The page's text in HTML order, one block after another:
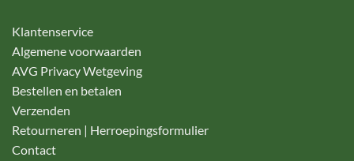
Klantenservice
Algemene voorwaarden
AVG Privacy Wetgeving
Bestellen en betalen
Verzenden
Retourneren | Herroepingsformulier
Contact